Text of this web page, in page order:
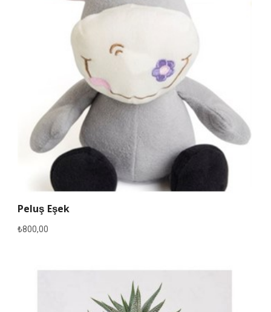
Peluş Eşek
₺800,00